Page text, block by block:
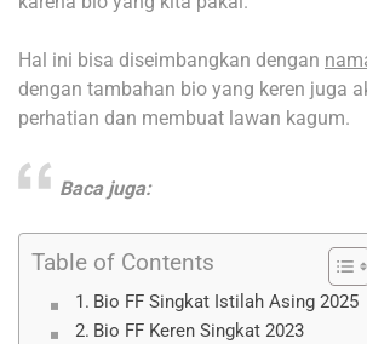
Hal ini bisa diseimbangkan dengan
dengan tambahan bio yang keren juga
perhatian dan membuat lawan kagum.
Baca juga:
Table of Contents
Bio FF Singkat Istilah Asing 2025
Bio FF Keren Singkat 2023